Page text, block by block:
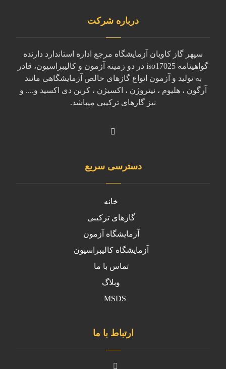
درباره شرکت
سپهر گاز کاویان آزمایشگاه مرجع اداره استاندارد دارنده
گواهینامه iso17025 در دو زمینه آزمون و کالیبراسیون، قادر
به تولید و آزمون انواع گازهای خالص آزمایشگاهی مانند
آرگون ، هلیوم ، نیتروژن ، اکسیژن ، کربن دی اکسید و.... و
نیز گازهای ترکیبی میباشد.
دسترسی سریع
خانه
گازهای ترکیبی
آزمایشگاه آزمون
آزمایشگاه کالیبراسیون
تماس با ما
وبلاگ
MSDS
ارتباط با ما